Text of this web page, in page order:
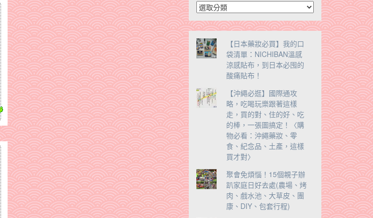
分
類
【日本藥妝必買】我的口
袋清單：NICHIBAN溫感
涼感貼布，到日本必囤的
酸痛貼布！
【沖繩必逛】國際通攻
略，吃喝玩樂跟著這樣
走，買的對、住的好、吃
的棒，一張圖搞定！〈購
物必看：沖繩藥妝、零
食、紀念品、土產，這樣
買才對〉
聚會免煩惱！15個親子辦
趴家庭日好去處(農場、烤
肉、戲水池、大草皮、團
康、DIY、包套行程)